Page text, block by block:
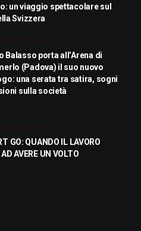
un viaggio spettacolare sul
Svizzera
21, 2026
Balasso porta all’Arena di
(Padova) il suo nuovo
una serata tra satira, sogni
sulla società
21, 2026
GO: QUANDO IL LAVORO
AVERE UN VOLTO